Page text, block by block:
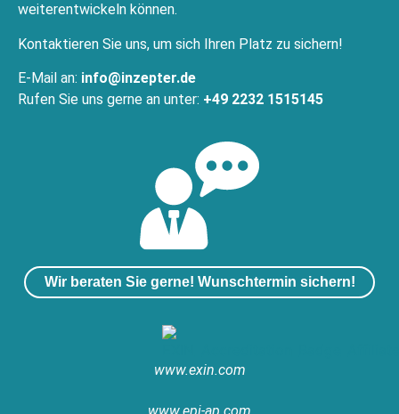
weiterentwickeln können.
Kontaktieren Sie uns, um sich Ihren Platz zu sichern!
E-Mail an: info@inzepter.de
Rufen Sie uns gerne an unter: +49 2232 1515145
Wir beraten Sie gerne! Wunschtermin sichern!
www.exin.com